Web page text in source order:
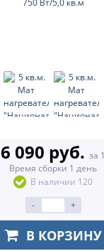
6 090 руб. за 1
Время сборки 1 день
В наличии 120
-
+
В КОРЗИНУ